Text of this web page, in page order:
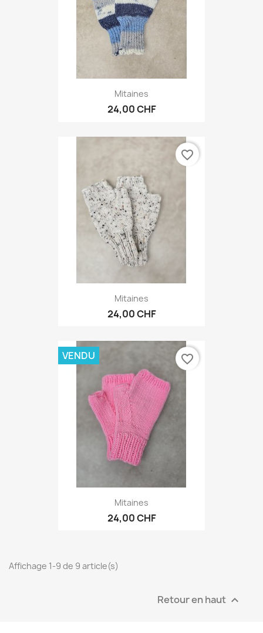
Mitaines
24,00 CHF
Mitaines
24,00 CHF
favorite_border
Mitaines
24,00 CHF
VENDU favorite_border
Affichage 1-9 de 9 article(s)
Retour en haut 